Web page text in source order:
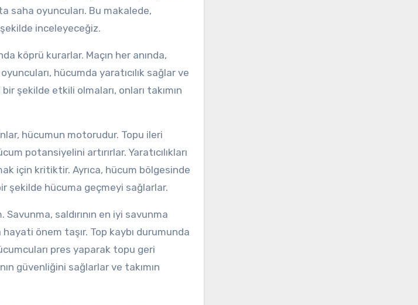
saha oyuncuları. Bu makalede,
inceleyeceğiz.
köprü kurarlar. Maçın her anında,
hücumda yaratıcılık sağlar ve
şekilde etkili olmaları, onları takımın
hücumun motorudur. Topu ileri
potansiyelini artırırlar. Yaratıcılıkları
için kritiktir. Ayrıca, hücum bölgesinde
şekilde hücuma geçmeyi sağlarlar.
saldırının en iyi savunma
önem taşır. Top kaybı durumunda
pres yaparak topu geri
güvenliğini sağlarlar ve takımın